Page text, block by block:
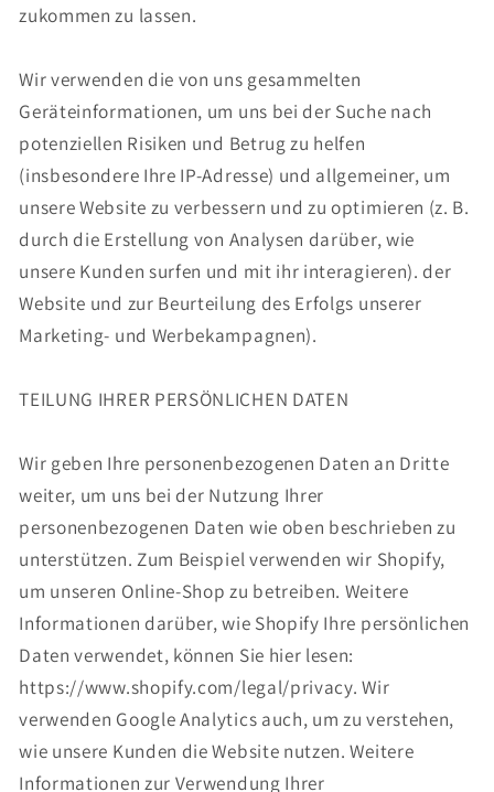
zukommen zu lassen.
Wir verwenden die von uns gesammelten
Geräteinformationen, um uns bei der Suche nach
potenziellen Risiken und Betrug zu helfen
(insbesondere Ihre IP-Adresse) und allgemeiner, um
unsere Website zu verbessern und zu optimieren (z. B.
durch die Erstellung von Analysen darüber, wie
unsere Kunden surfen und mit ihr interagieren). der
Website und zur Beurteilung des Erfolgs unserer
Marketing- und Werbekampagnen).
TEILUNG IHRER PERSÖNLICHEN DATEN
Wir geben Ihre personenbezogenen Daten an Dritte
weiter, um uns bei der Nutzung Ihrer
personenbezogenen Daten wie oben beschrieben zu
unterstützen. Zum Beispiel verwenden wir Shopify,
um unseren Online-Shop zu betreiben. Weitere
Informationen darüber, wie Shopify Ihre persönlichen
Daten verwendet, können Sie hier lesen:
https://www.shopify.com/legal/privacy. Wir
verwenden Google Analytics auch, um zu verstehen,
wie unsere Kunden die Website nutzen. Weitere
Informationen zur Verwendung Ihrer